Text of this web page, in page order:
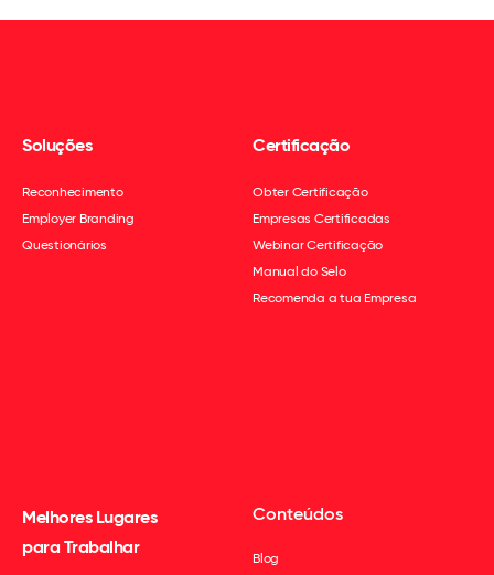
Soluções
Reconhecimento
Employer Branding
Questionários
Certificação
Obter Certificação
Empresas Certificadas
Webinar Certificação
Manual do Selo
Recomenda a tua Empresa
Melhores Lugares
para Trabalhar
Conteúdos
Blog